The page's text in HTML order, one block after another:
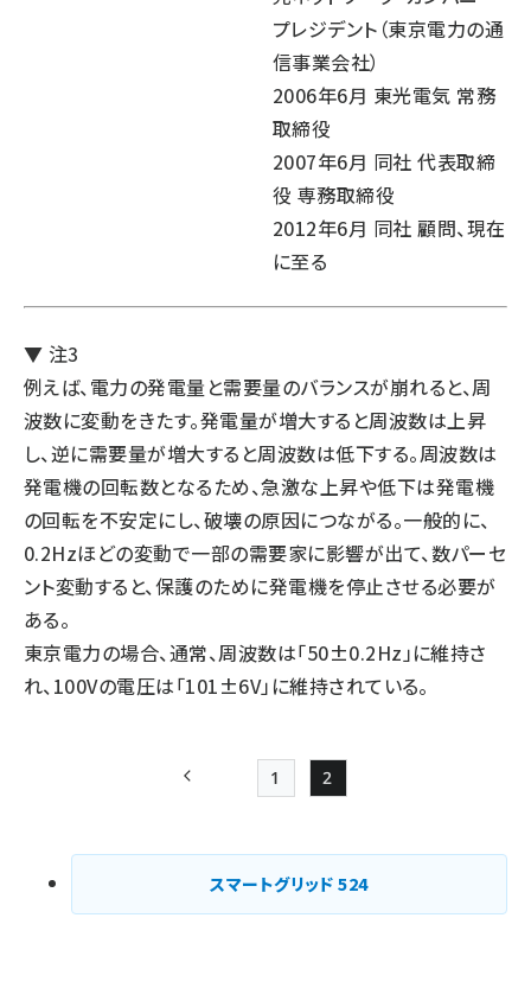
プレジデント（東京電力の通
信事業会社）
2006年6月 東光電気 常務
取締役
2007年6月 同社 代表取締
役 専務取締役
2012年6月 同社 顧問、現在
に至る
▼ 注3
例えば、電力の発電量と需要量のバランスが崩れると、周
波数に変動をきたす。発電量が増大すると周波数は上昇
し、逆に需要量が増大すると周波数は低下する。周波数は
発電機の回転数となるため、急激な上昇や低下は発電機
の回転を不安定にし、破壊の原因につながる。一般的に、
0.2Hzほどの変動で一部の需要家に影響が出て、数パーセ
ント変動すると、保護のために発電機を停止させる必要が
ある。
東京電力の場合、通常、周波数は「50±0.2Hz」に維持さ
れ、100Vの電圧は「101±6V」に維持されている。
ジ
送
前ページ Page
1
Page
2
スマートグリッド524